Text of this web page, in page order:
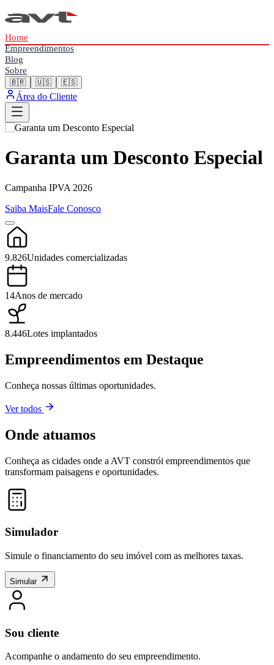
Home
Empreendimentos
Blog
Sobre
🇧🇷 🇺🇸 🇪🇸
Área do Cliente
Garanta um Desconto Especial
Campanha IPVA 2026
Saiba MaisFale Conosco
9.826Unidades comercializadas
14Anos de mercado
8.446Lotes implantados
Empreendimentos em Destaque
Conheça nossas últimas oportunidades.
Ver todos
Onde atuamos
Conheça as cidades onde a AVT constrói empreendimentos que
transformam paisagens e oportunidades.
+
Simulador
Simule o financiamento do seu imóvel com as melhores taxas.
Simular
Sou cliente
Acompanhe o andamento do seu empreendimento.